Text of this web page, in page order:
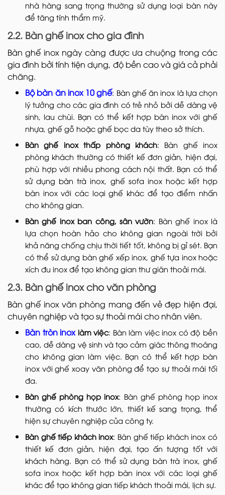
nhà hàng sang trọng thường sử dụng loại bàn này
để tăng tính thẩm mỹ.
2.2. Bàn ghế inox cho gia đình
Bàn ghế inox ngày càng được ưa chuộng trong các
gia đình bởi tính tiện dụng, độ bền cao và giá cả phải
chăng.
Bộ bàn ăn inox 10 ghế: Bàn ghế ăn inox là lựa chọn
lý tưởng cho các gia đình có trẻ nhỏ bởi dễ dàng vệ
sinh, lau chùi. Bạn có thể kết hợp bàn inox với ghế
nhựa, ghế gỗ hoặc ghế bọc da tùy theo sở thích.
Bàn ghế inox thấp phòng khách: Bàn ghế inox
phòng khách thường có thiết kế đơn giản, hiện đại,
phù hợp với nhiều phong cách nội thất. Bạn có thể
sử dụng bàn trà inox, ghế sofa inox hoặc kết hợp
bàn inox với các loại ghế khác để tạo điểm nhấn
cho không gian.
Bàn ghế inox ban công, sân vườn: Bàn ghế inox là
lựa chọn hoàn hảo cho không gian ngoài trời bởi
khả năng chống chịu thời tiết tốt, không bị gỉ sét. Bạn
có thể sử dụng bàn ghế xếp inox, ghế tựa inox hoặc
xích đu inox để tạo không gian thư giãn thoải mái.
2.3. Bàn ghế inox cho văn phòng
Bàn ghế inox văn phòng mang đến vẻ đẹp hiện đại,
chuyên nghiệp và tạo sự thoải mái cho nhân viên.
Bàn tròn inoxlàm việc: Bàn làm việc inox có độ bền
cao, dễ dàng vệ sinh và tạo cảm giác thông thoáng
cho không gian làm việc. Bạn có thể kết hợp bàn
inox với ghế xoay văn phòng để tạo sự thoải mái tối
đa.
Bàn ghế phòng họp inox: Bàn ghế phòng họp inox
thường có kích thước lớn, thiết kế sang trọng, thể
hiện sự chuyên nghiệp của công ty.
Bàn ghế tiếp khách inox: Bàn ghế tiếp khách inox có
thiết kế đơn giản, hiện đại, tạo ấn tượng tốt với
khách hàng. Bạn có thể sử dụng bàn trà inox, ghế
sofa inox hoặc kết hợp bàn inox với các loại ghế
khác để tạo không gian tiếp khách thoải mái, lịch sự.